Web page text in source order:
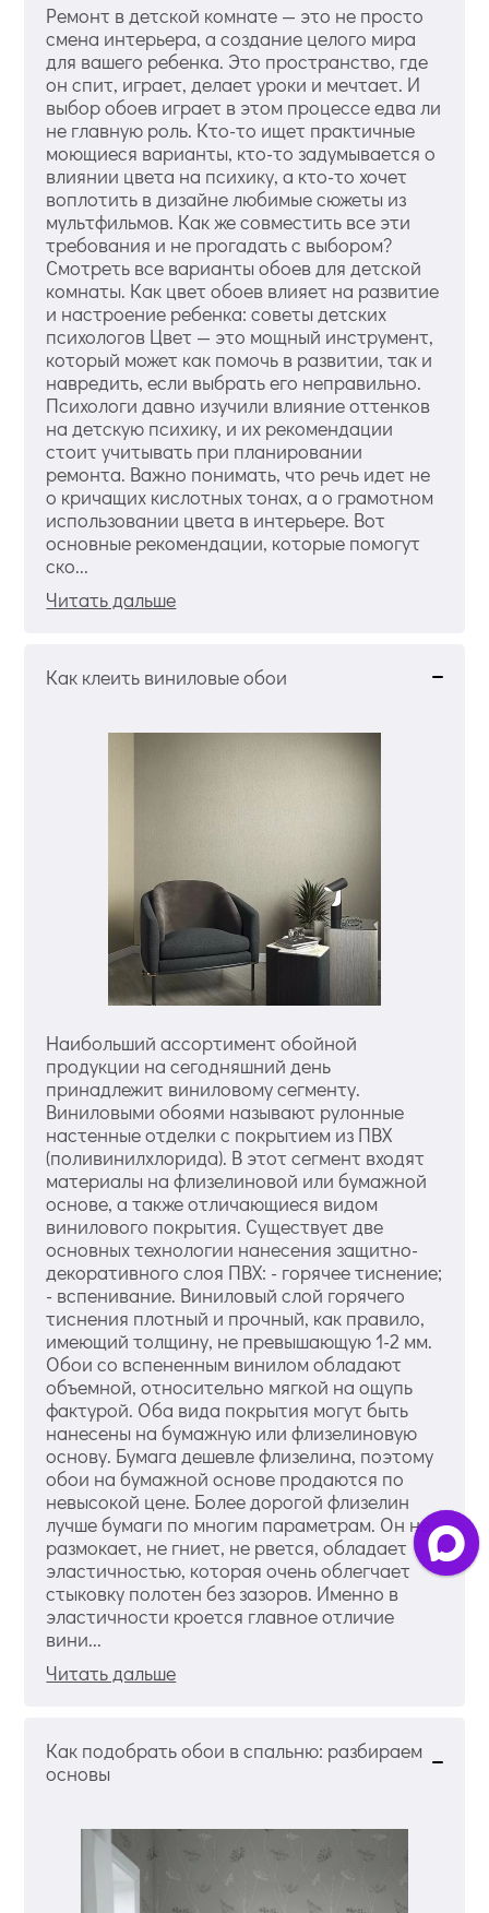
Ремонт в детской комнате — это не просто
смена интерьера, а создание целого мира
для вашего ребенка. Это пространство, где
он спит, играет, делает уроки и мечтает. И
выбор обоев играет в этом процессе едва ли
не главную роль. Кто-то ищет практичные
моющиеся варианты, кто-то задумывается о
влиянии цвета на психику, а кто-то хочет
воплотить в дизайне любимые сюжеты из
мультфильмов. Как же совместить все эти
требования и не прогадать с выбором?
Смотреть все варианты обоев для детской
комнаты. Как цвет обоев влияет на развитие
и настроение ребенка: советы детских
психологов Цвет — это мощный инструмент,
который может как помочь в развитии, так и
навредить, если выбрать его неправильно.
Психологи давно изучили влияние оттенков
на детскую психику, и их рекомендации
стоит учитывать при планировании
ремонта. Важно понимать, что речь идет не
о кричащих кислотных тонах, а о грамотном
использовании цвета в интерьере. Вот
основные рекомендации, которые помогут
ско...
Читать дальше
Как клеить виниловые обои
Наибольший ассортимент обойной
продукции на сегодняшний день
принадлежит виниловому сегменту.
Виниловыми обоями называют рулонные
настенные отделки с покрытием из ПВХ
(поливинилхлорида). В этот сегмент входят
материалы на флизелиновой или бумажной
основе, а также отличающиеся видом
винилового покрытия. Существует две
основных технологии нанесения защитно-
декоративного слоя ПВХ: - горячее тиснение;
- вспенивание. Виниловый слой горячего
тиснения плотный и прочный, как правило,
имеющий толщину, не превышающую 1-2 мм.
Обои со вспененным винилом обладают
объемной, относительно мягкой на ощупь
фактурой. Оба вида покрытия могут быть
нанесены на бумажную или флизелиновую
основу. Бумага дешевле флизелина, поэтому
обои на бумажной основе продаются по
невысокой цене. Более дорогой флизелин
лучше бумаги по многим параметрам. Он не
размокает, не гниет, не рвется, обладает
эластичностью, которая очень облегчает
стыковку полотен без зазоров. Именно в
эластичности кроется главное отличие
вини...
Читать дальше
Как подобрать обои в спальню: разбираем
основы